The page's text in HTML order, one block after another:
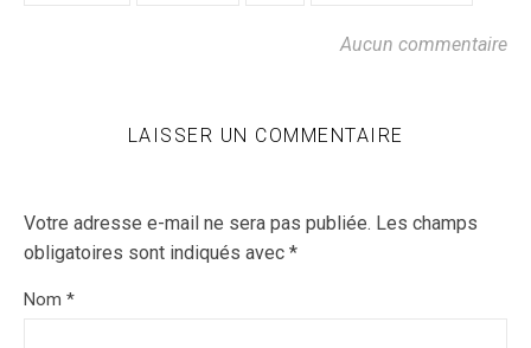
Aucun commentaire
LAISSER UN COMMENTAIRE
Votre adresse e-mail ne sera pas publiée. Les champs
obligatoires sont indiqués avec *
Nom *